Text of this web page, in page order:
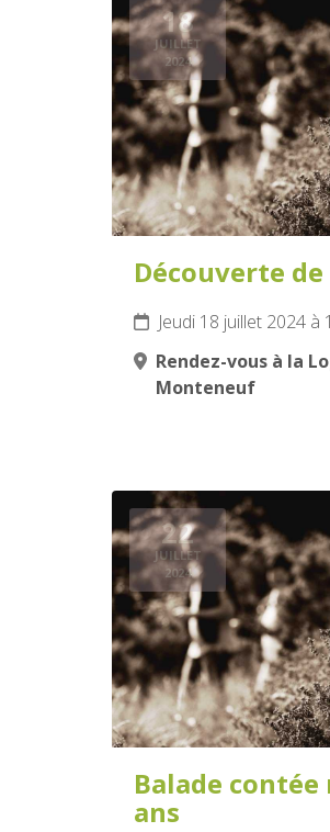
18
JUILLET
2024
Découverte
Jeudi 18 juillet 2024 à
Rendez-vous à la
Monteneuf
22
JUILLET
2024
Balade
ans